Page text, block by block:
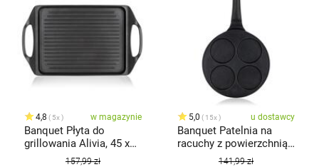
4,8 5x w magazynie
Banquet Płyta do
grillowania Alivia, 45 x
157,99 zł
5,0 15x u dostawcy
Banquet Patelnia na
racuchy z powierzchnią
nieprzywierającą Alivia,
141,99 zł